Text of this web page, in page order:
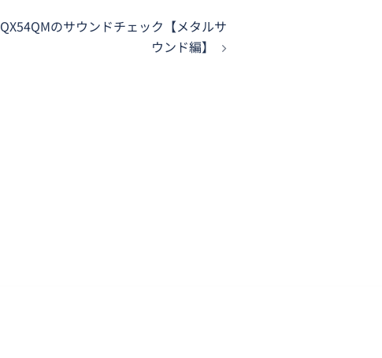
QX54QMのサウンドチェック【メタルサ
ウンド編】